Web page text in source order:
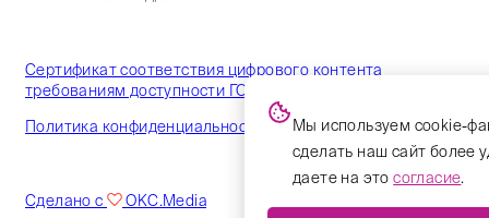
Сертификат соответствия цифрового контента
требованиям доступности ГОСТ
Политика конфиденциальности
Сделано с OKC.Media
Мы используем cookie-
сделать наш сайт более
даете на этосогласие.